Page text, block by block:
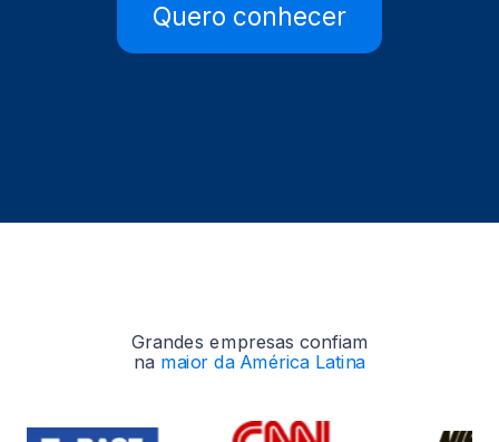
Grandes empresas confiam
na maior da América Latina
Quero conhecer